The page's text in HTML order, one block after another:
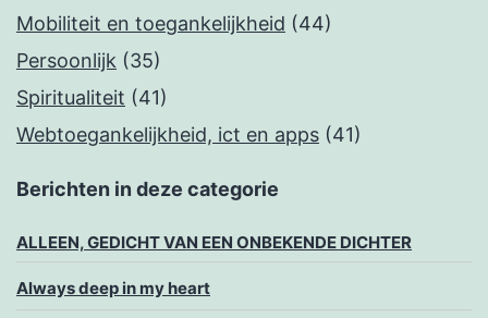
Mobiliteit en toegankelijkheid (44)
Persoonlijk (35)
Spiritualiteit (41)
Webtoegankelijkheid, ict en apps (41)
Berichten in deze categorie
ALLEEN, GEDICHT VAN EEN ONBEKENDE DICHTER
Always deep in my heart